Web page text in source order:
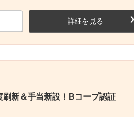
詳細を見る
刷新＆手当新設！Bコープ認証